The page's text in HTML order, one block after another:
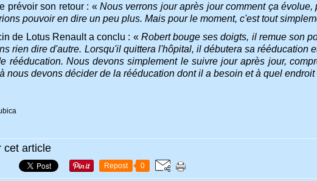
prévoir son retour : « Nous verrons jour après jour comment ça
pouvoir en dire un peu plus. Mais pour le moment, c'est tout
de Lotus Renault a conclu : « Robert bouge ses doigts, il remue son
rien dire d'autre. Lorsqu'il quittera l'hôpital, il débutera sa rééducation
rééducation. Nous devons simplement le suivre jour après jour,
nous devons décider de la rééducation dont il a besoin et à quel endroit
cet article
Repost 0